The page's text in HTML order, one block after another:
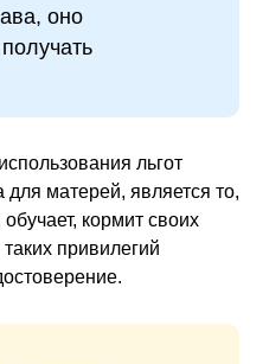
оно
льгот
для матерей, является то,
кормит своих
привилегий